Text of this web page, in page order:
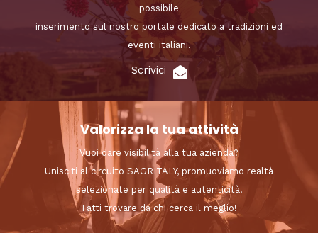
possibile
inserimento sul nostro portale dedicato a tradizioni ed
eventi italiani.
Scrivici
Valorizza la tua attività
Vuoi dare visibilità alla tua azienda?
Unisciti al circuito SAGRITALY, promuoviamo realtà
selezionate per qualità e autenticità.
Fatti trovare da chi cerca il meglio!